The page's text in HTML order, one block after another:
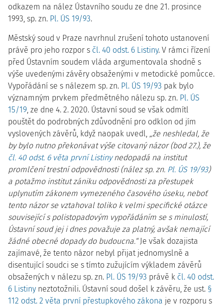
odkazem na nález Ústavního soudu ze dne 21. prosince
1993, sp. zn. Pl. ÚS 19/93.
Městský soud v Praze navrhnul zrušení tohoto ustanovení
právě pro jeho rozpor s čl. 40 odst. 6 Listiny. V rámci řízení
před Ústavním soudem vláda argumentovala shodně s
výše uvedenými závěry obsaženými v metodické pomůcce.
Vypořádání se s nálezem sp. zn. Pl. ÚS 19/93 pak bylo
významným prvkem předmětného nálezu sp. zn. Pl. ÚS
15/19, ze dne 4. 2. 2020. Ústavní soud se však odmítl
pouštět do podrobných zdůvodnění pro odklon od jím
vyslovených závěrů, když naopak uvedl, „že neshledal, že
by bylo nutno překonávat výše citovaný názor (bod 27.), že
čl. 40 odst. 6 věta první Listinynedopadá na institut
promlčení trestní odpovědnosti (nález sp. zn. Pl. ÚS 19/93)
a potažmo institut zániku odpovědnosti za přestupek
uplynutím zákonem vymezeného časového úseku, neboť
tento názor se vztahoval toliko k velmi specifické otázce
související s polistopadovým vypořádáním se s minulostí,
Ústavní soud jej i dnes považuje za platný, avšak nemající
žádné obecné dopady do budoucna.“Je však dozajista
zajímavé, že tento názor nebyl přijat jednomyslně a
disentující soudci se s tímto zužujícím výkladem závěrů
obsažených v nálezu sp. zn. Pl. ÚS 19/93 právě k čl. 40 odst.
6 Listiny neztotožnili. Ústavní soud došel k závěru, že ust. §
112 odst. 2 věta první přestupkového zákona je v rozporu s